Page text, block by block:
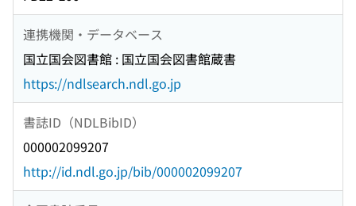
連携機関・データベース
国立国会図書館 : 国立国会図書館蔵書
https://ndlsearch.ndl.go.jp
書誌ID（NDLBibID）
000002099207
http://id.ndl.go.jp/bib/000002099207